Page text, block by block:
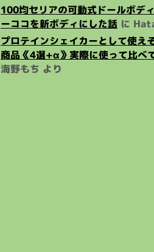
100均セリアの可動式ドールボデ
ーココを新ボディにした話 に
プロテインシェイカーとして使え
商品《4選+α》実際に使って比べ
海野もち より